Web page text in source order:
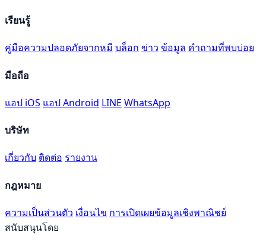
เรียนรู้
คู่มือความปลอดภัยจากหมี บล็อก ข่าว ข้อมูล คำถามที่พบบ่อย
มือถือ
แอป iOS แอป Android LINE WhatsApp
บริษัท
เกี่ยวกับ ติดต่อ รายงาน
กฎหมาย
ความเป็นส่วนตัว เงื่อนไข การเปิดเผยข้อมูลเชิงพาณิชย์
สนับสนุนโดย